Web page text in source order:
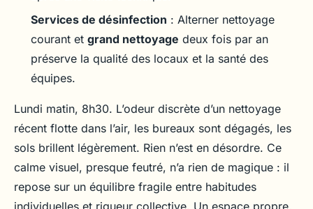
Services de désinfection : Alterner nettoyage
courant et grand nettoyage deux fois par an
préserve la qualité des locaux et la santé des
équipes.
Lundi matin, 8h30. L’odeur discrète d’un nettoyage
récent flotte dans l’air, les bureaux sont dégagés, les
sols brillent légèrement. Rien n’est en désordre. Ce
calme visuel, presque feutré, n’a rien de magique : il
repose sur un équilibre fragile entre habitudes
individuelles et rigueur collective. Un espace propre,